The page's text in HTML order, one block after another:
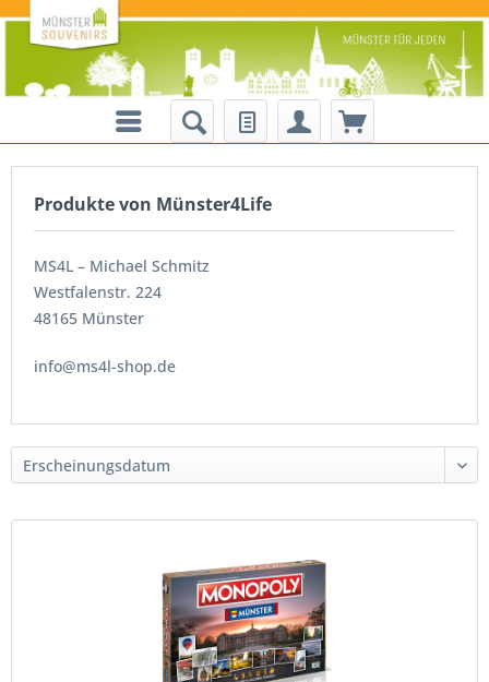
Produkte von Münster4Life
MS4L – Michael Schmitz
Westfalenstr. 224
48165 Münster
info@ms4l-shop.de